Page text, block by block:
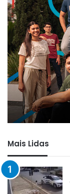
Mais Lidas